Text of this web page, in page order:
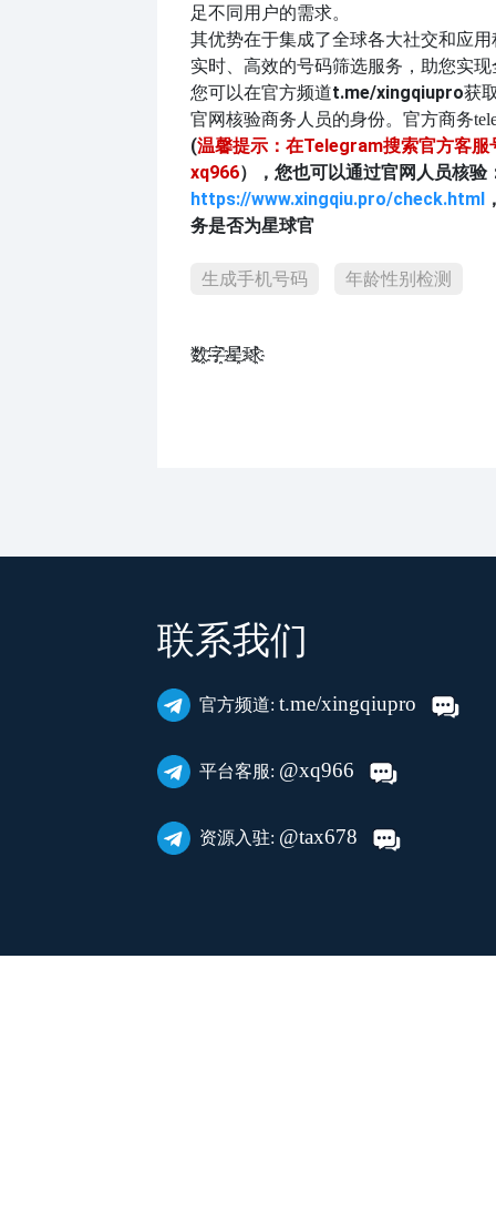
足不同用户的需求。
其优势在于集成了全球各大社交和应
实时、高效的号码筛选服务，助您实
您可以在官方频道t.me/xingqiupro获
官网核验商务人员的身份。官方商务
(温馨提示：在Telegram搜索官方客服
xq966），您也可以通过官网人员核验
https://www.xingqiu.pro/check.html
务是否为星球官
生成手机号码 年龄性别检测
数҈字҈星҈球҈͏
联系我们
官方频道: t.me/xingqiupro
平台客服: @xq966
资源入驻: @tax678